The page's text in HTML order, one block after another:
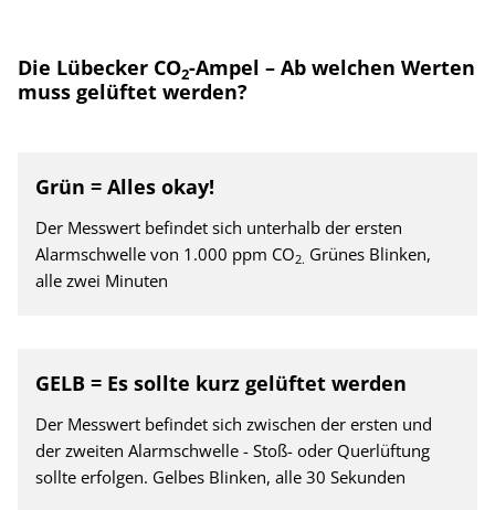
Die Lübecker CO2-Ampel – Ab welchen Werten
muss gelüftet werden?
Grün = Alles okay!
Der Messwert befindet sich unterhalb der ersten
Alarmschwelle von 1.000 ppm CO2. Grünes Blinken,
alle zwei Minuten
GELB = Es sollte kurz gelüftet werden
Der Messwert befindet sich zwischen der ersten und
der zweiten Alarmschwelle - Stoß- oder Querlüftung
sollte erfolgen. Gelbes Blinken, alle 30 Sekunden